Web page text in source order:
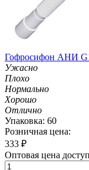
Гофросифон АНИ
Ужасно
Плохо
Нормально
Хорошо
Отлично
Упаковка: 60
Розничная цена:
333 ₽
Оптовая цена